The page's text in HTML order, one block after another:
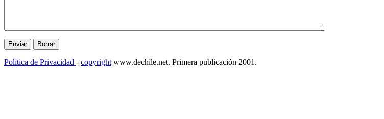
Política de Privacidad - copyright www.dechile.net. Primera publicación 2001.